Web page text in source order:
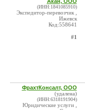
(ИНН:1841085910)
Экспедитор-перевозчик ,
Ижевск
Код:558641
#1
ФрахтКонсалт, ООО
(удалена)
(ИНН:6318191904)
Юридические услуги ,